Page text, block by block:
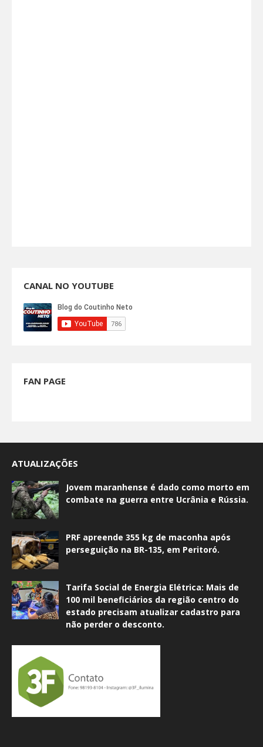
CANAL NO YOUTUBE
FAN PAGE
ATUALIZAÇÕES
Jovem maranhense é dado como morto em
combate na guerra entre Ucrânia e Rússia.
PRF apreende 355 kg de maconha após
perseguição na BR-135, em Peritoró.
Tarifa Social de Energia Elétrica: Mais de
100 mil beneficiários da região centro do
estado precisam atualizar cadastro para
não perder o desconto.